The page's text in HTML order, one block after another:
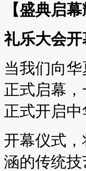
【盛典启幕
礼乐大会
当我们向
正式启幕
正式开启
开幕仪式
涵的传统